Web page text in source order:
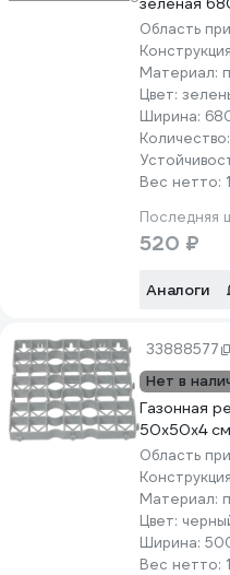
Область
Материал:
Цвет:
Ширина:
Количество:
Вес нетто:
Последняя
520 ₽
Аналоги
33888577
Нет в
Газонная
50x50x4
Область
Материал:
Цвет:
Ширина:
Вес нетто: